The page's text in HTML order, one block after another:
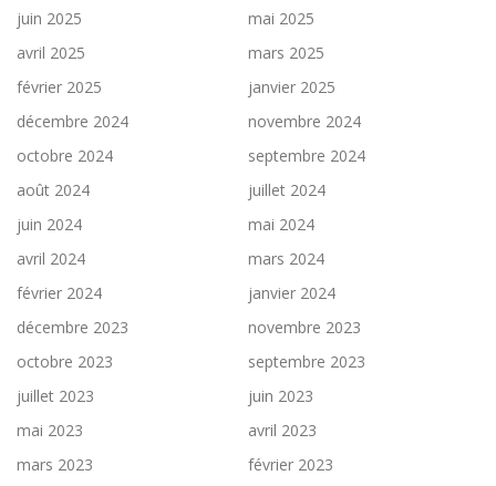
juin 2025
mai 2025
avril 2025
mars 2025
février 2025
janvier 2025
décembre 2024
novembre 2024
octobre 2024
septembre 2024
août 2024
juillet 2024
juin 2024
mai 2024
avril 2024
mars 2024
février 2024
janvier 2024
décembre 2023
novembre 2023
octobre 2023
septembre 2023
juillet 2023
juin 2023
mai 2023
avril 2023
mars 2023
février 2023